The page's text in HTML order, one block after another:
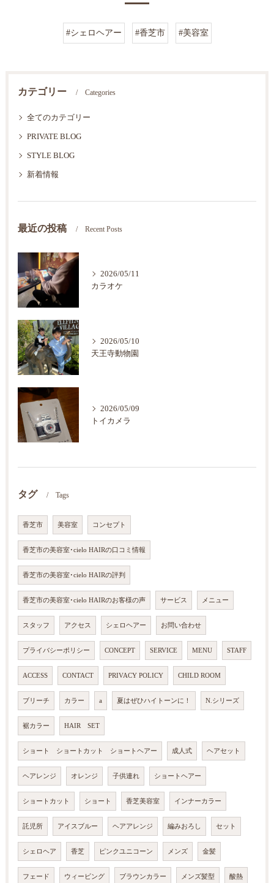
#シェロヘアー #香芝市 #美容室
カテゴリー Categories
全てのカテゴリー
PRIVATE BLOG
STYLE BLOG
新着情報
最近の投稿 Recent Posts
2026/05/11
カラオケ
2026/05/10
天王寺動物園
2026/05/09
トイカメラ
タグ Tags
香芝市 美容室 コンセプト
香芝市の美容室･cielo HAIRの口コミ情報
香芝市の美容室･cielo HAIRの評判
香芝市の美容室･cielo HAIRのお客様の声 サービス メニュー
スタッフ アクセス シェロヘアー お問い合わせ
プライバシーポリシー CONCEPT SERVICE MENU STAFF
ACCESS CONTACT PRIVACY POLICY CHILD ROOM
ブリーチ カラー a 夏はぜひハイトーンに！ N.シリーズ
裾カラー HAIR SET
ショート ショートカット ショートヘアー 成人式 ヘアセット
ヘアレンジ オレンジ 子供連れ ショートヘアー
ショートカット ショート 香芝美容室 インナーカラー
託児所 アイスブルー ヘアアレンジ 編みおろし セット
シェロヘア 香芝 ピンクユニコーン メンズ 金髪
フェード ウィービング ブラウンカラー メンズ髪型 酸熱